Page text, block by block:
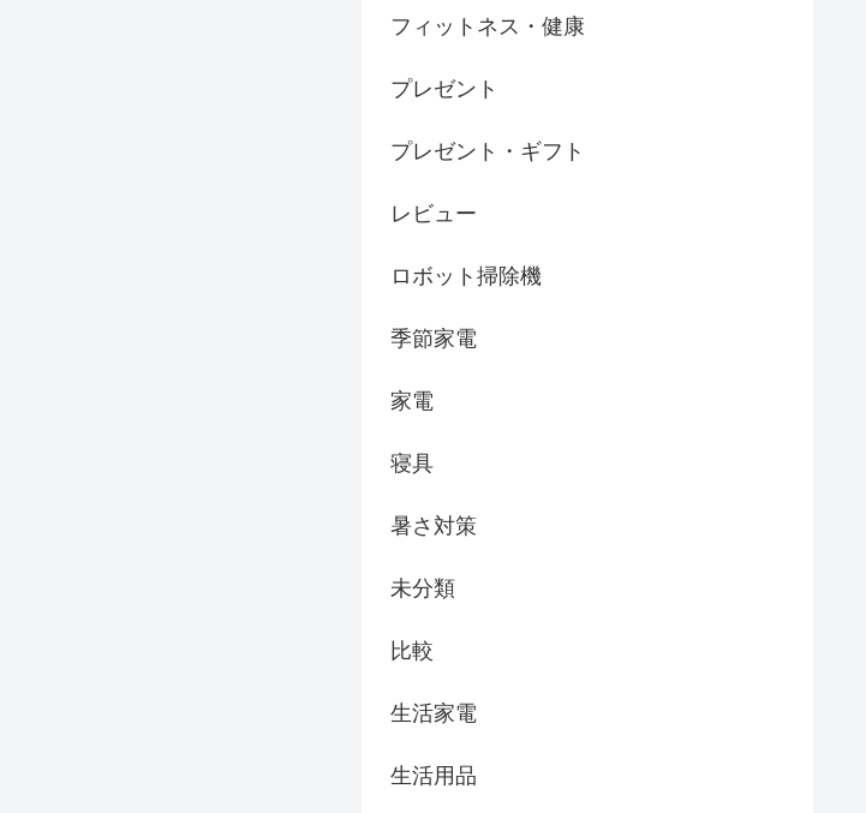
フィットネス・健康
プレゼント
プレゼント・ギフト
レビュー
ロボット掃除機
季節家電
家電
寝具
暑さ対策
未分類
比較
生活家電
生活用品